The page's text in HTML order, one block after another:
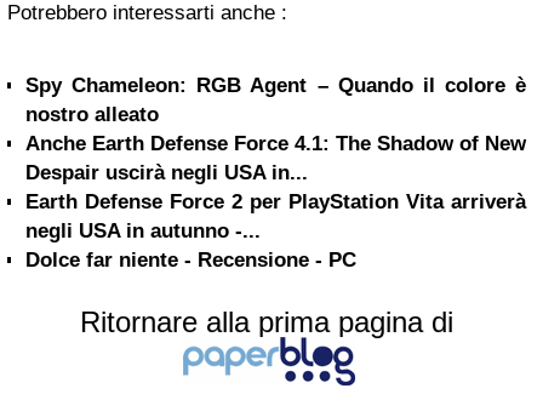
Potrebbero interessarti anche :
Spy Chameleon: RGB Agent – Quando il colore è
nostro alleato
Anche Earth Defense Force 4.1: The Shadow of New
Despair uscirà negli USA in...
Earth Defense Force 2 per PlayStation Vita arriverà
negli USA in autunno -...
Dolce far niente - Recensione - PC
Ritornare alla prima pagina di